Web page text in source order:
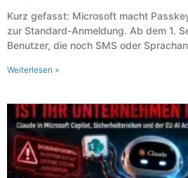
Kurz gefasst: Microsoft macht
zur Standard-Anmeldung. Ab dem 1.
Benutzer, die noch SMS oder
Weiterlesen »